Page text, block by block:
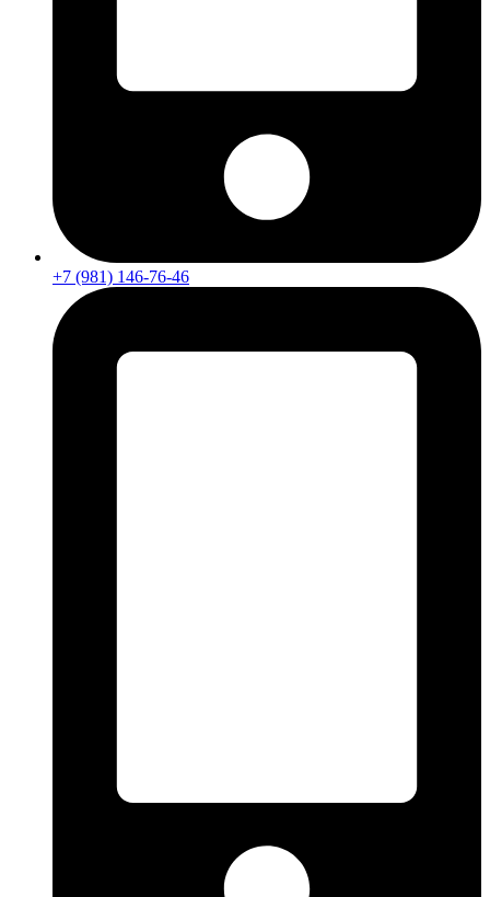
+7 (981) 146-76-46